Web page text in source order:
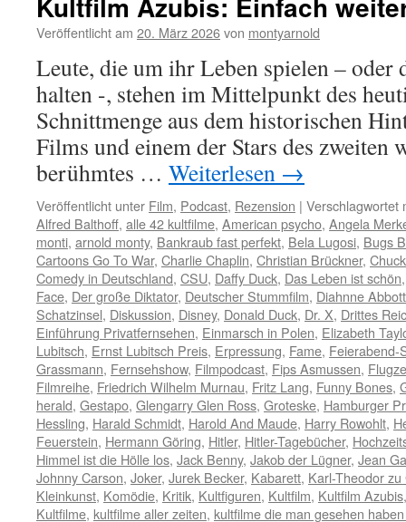
Veröffentlicht am 20. März 2026von montyarnold
Leute, die um ihr Leben spielen – oder
halten -, stehen im Mittelpunkt des
Schnittmenge aus dem historischen
Films und einem der Stars des zweiten
berühmtes … Weiterlesen →
Veröffentlicht unter Film, Podcast, Rezension | Verschlagwortet
Alfred Balthoff, alle 42 kultfilme, American psycho, Angela
monti, arnold monty, Bankraub fast perfekt, Bela Lugosi, Bugs
Cartoons Go To War, Charlie Chaplin, Christian Brückner,
Comedy in Deutschland, CSU, Daffy Duck, Das Leben ist schön
Face, Der große Diktator, Deutscher Stummfilm, Diahnne Abbott
Schatzinsel, Diskussion, Disney, Donald Duck, Dr. X, Drittes
Einführung Privatfernsehen, Einmarsch in Polen, Elizabeth
Lubitsch, Ernst Lubitsch Preis, Erpressung, Fame, Feierabend-
Grassmann, Fernsehshow, Filmpodcast, Fips Asmussen,
Filmreihe, Friedrich Wilhelm Murnau, Fritz Lang, Funny Bones,
herald, Gestapo, Glengarry Glen Ross, Groteske, Hamburger
Hessling, Harald Schmidt, Harold And Maude, Harry Rowohlt,
Feuerstein, Hermann Göring, Hitler, Hitler-Tagebücher,
Himmel ist die Hölle los, Jack Benny, Jakob der Lügner, Jean
Johnny Carson, Joker, Jurek Becker, Kabarett, Karl-Theodor
Kleinkunst, Komödie, Kritik, Kultfiguren, Kultfilm, Kultfilm Azubis
Kultfilme, kultfilme aller zeiten, kultfilme die man gesehen